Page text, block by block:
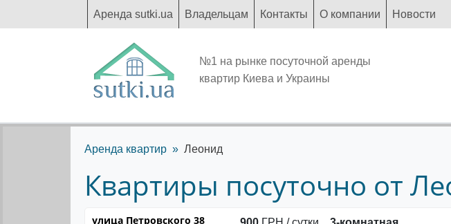
Аренда sutki.ua Владельцам Контакты О компании Новости
№1 на рынке посуточной аренды
квартир Киева и Украины
Аренда квартир Леонид
Квартиры посуточно от
улица Петровского 38